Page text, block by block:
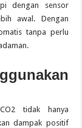
dengan sensor
awal. Dengan
tanpa perlu
tidak hanya
dampak positif